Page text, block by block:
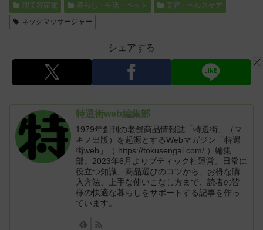
理美容家電 暮らし・生活・ペット
美容・ヘルスケア
ネックマッサージャー
シェアする
特選街web編集部
1979年創刊の老舗商品情報誌「特選街」（マ
キノ出版）を起源とするWebマガジン「特選
街web」（ https://tokusengai.com/ ）編集
部。2023年6月よりブティック社運営。日常に
役立つ知識、商品選びのコツから、お得な購
入方法、上手な使いこなし方まで、読者の皆
様の快適な暮らしをサポートする記事を作っ
ています。